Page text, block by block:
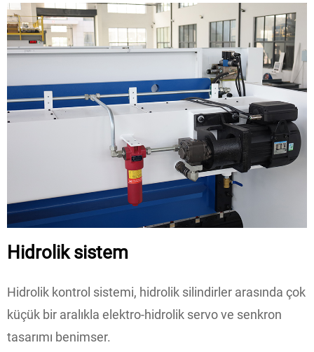
Hidrolik sistem
Hidrolik kontrol sistemi, hidrolik silindirler arasında çok
küçük bir aralıkla elektro-hidrolik servo ve senkron
tasarımı benimser.